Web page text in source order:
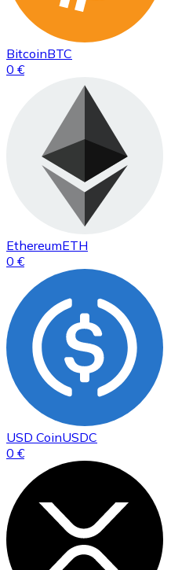
BitcoinBTC
0 €
EthereumETH
0 €
USD CoinUSDC
0 €